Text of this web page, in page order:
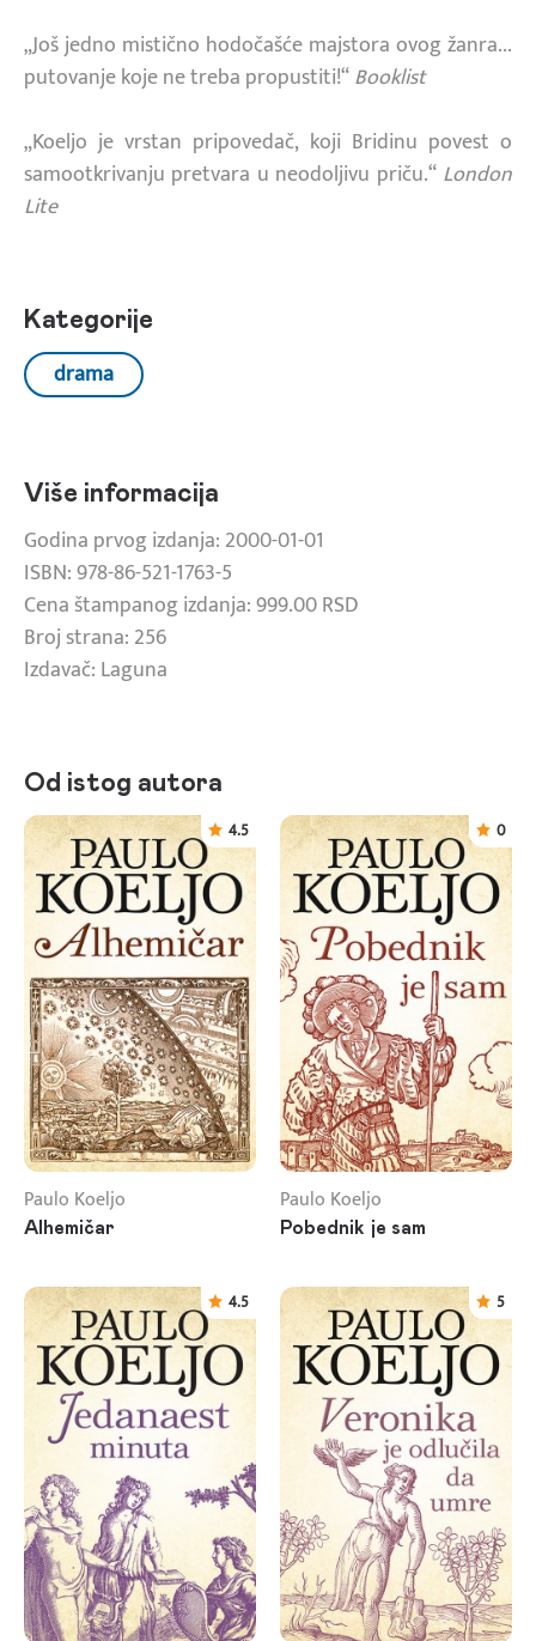
„Još jedno mistično hodočašće majstora ovog žanra...
putovanje koje ne treba propustiti!“Booklist
„Koeljo je vrstan pripovedač, koji Bridinu povest o
samootkrivanju pretvara u neodoljivu priču.“ London
Lite
Kategorije
drama
Više informacija
Godina prvog izdanja: 2000-01-01
ISBN: 978-86-521-1763-5
Cena štampanog izdanja: 999.00 RSD
Broj strana: 256
Izdavač: Laguna
Od istog autora
4.5
Paulo Koeljo
Alhemičar
0
Paulo Koeljo
Pobednik je sam
4.5 5